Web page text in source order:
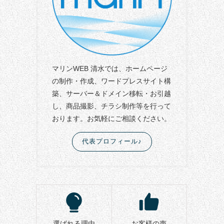
マリンWEB 清水では、ホームページ
の制作・作成、ワードプレスサイト構
築、サーバー＆ドメイン移転・お引越
し、商品撮影、チラシ制作等を行って
おります。お気軽にご相談ください。
代表プロフィール♪